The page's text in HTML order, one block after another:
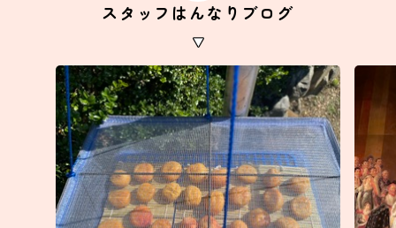
スタッフはんなりブログ